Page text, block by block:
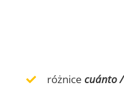
różnice cuánto